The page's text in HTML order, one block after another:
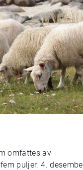
omfattes av
puljer. 4.